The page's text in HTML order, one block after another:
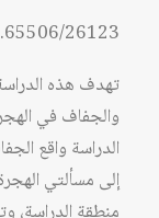
26123
تهدف هذه
والجفاف في
الدراسة واقع
إلى مسألتي